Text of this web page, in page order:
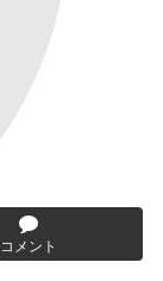
コメント